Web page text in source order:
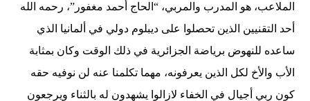
الملاعب، هو المدرب والمربي، “الحاج أحمد مغفور”، رحمه الله
أحد التقنيين الذين تحصلوا على ديبلوم دولي في ألمانيا الذي
ساعده للنهوض برياضة الجزائرية في ذلك الوقت وكان بمثابة
الأب والأخ لكل الذين يعرفونه، مهما تكلمنا عنه لن نوفيه حقه
كون ربي أجيال في الخفاء لازالوا يشهدون له بالثناء ويرجعون